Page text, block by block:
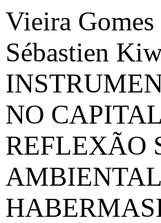
Vieira
Sébastien
NO
REFLEXÃO